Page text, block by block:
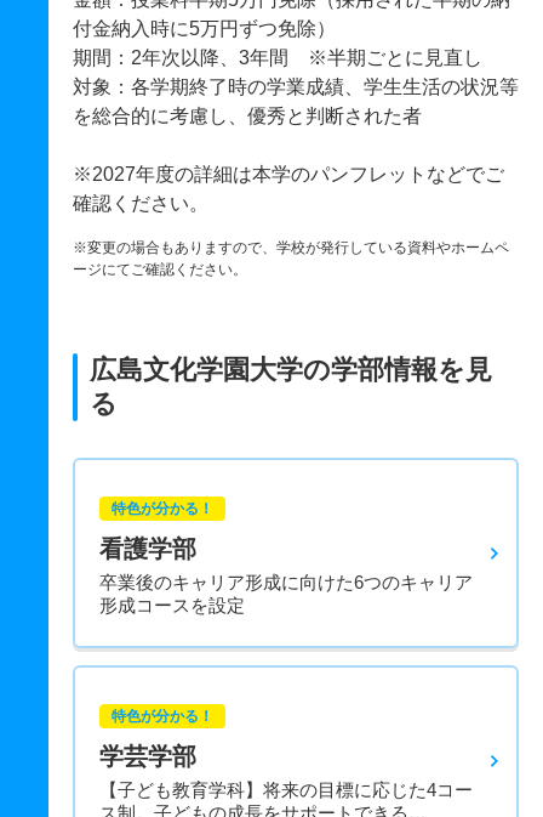
付金納入時に5万円ずつ免除）
期間：2年次以降、3年間 ※半期ごとに見直し
対象：各学期終了時の学業成績、学生生活の状況等
を総合的に考慮し、優秀と判断された者
※2027年度の詳細は本学のパンフレットなどでご
確認ください。
※変更の場合もありますので、学校が発行している資料やホームペ
ージにてご確認ください。
広島文化学園大学の学部情報を見
る
特色が分かる！
看護学部
卒業後のキャリア形成に向けた6つのキャリア
形成コースを設定
特色が分かる！
学芸学部
【子ども教育学科】将来の目標に応じた4コー
ス制。子どもの成長をサポートできる…